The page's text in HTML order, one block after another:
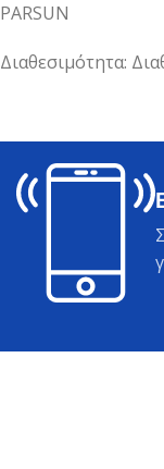
PARSUN
Διαθεσιμότητα: